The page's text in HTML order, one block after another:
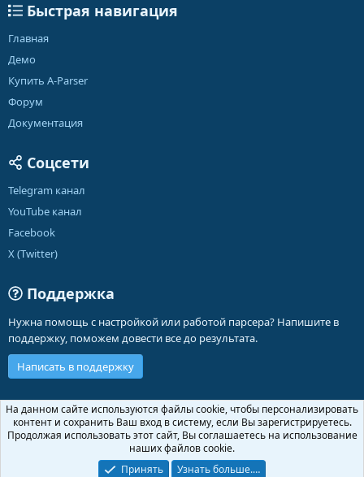
Быстрая навигация
Главная
Демо
Купить A-Parser
Форум
Документация
Соцсети
Telegram канал
YouTube канал
Facebook
X (Twitter)
Поддержка
Нужна помощь с настройкой или работой парсера? Напишите в
поддержку, поможем довести все до результата.
Написать в поддержку
Russian (RU)
Обратная связь
Условия и правила
Политика конфиденциальности
Помощь
Community platform by XenForo ® © 2010-2026 XenForo Ltd.
На данном сайте используются файлы cookie, чтобы персонализировать
контент и сохранить Ваш вход в систему, если Вы зарегистрируетесь.
Продолжая использовать этот сайт, Вы соглашаетесь на использование
наших файлов cookie.
Принять
Узнать больше.…